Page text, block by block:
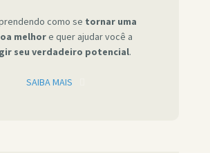
como se tornar uma
melhore quer ajudar você a
seu verdadeiro potencial.
SAIBA MAIS